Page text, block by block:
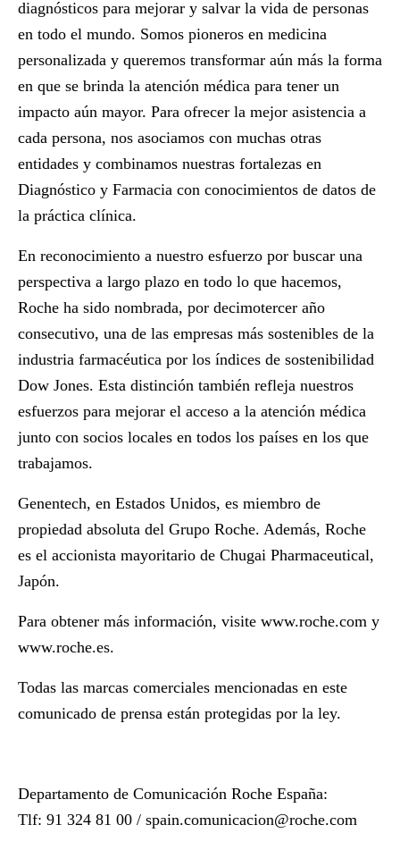
diagnósticos para mejorar y salvar la vida de personas
en todo el mundo. Somos pioneros en medicina
personalizada y queremos transformar aún más la forma
en que se brinda la atención médica para tener un
impacto aún mayor. Para ofrecer la mejor asistencia a
cada persona, nos asociamos con muchas otras
entidades y combinamos nuestras fortalezas en
Diagnóstico y Farmacia con conocimientos de datos de
la práctica clínica.
En reconocimiento a nuestro esfuerzo por buscar una
perspectiva a largo plazo en todo lo que hacemos,
Roche ha sido nombrada, por decimotercer año
consecutivo, una de las empresas más sostenibles de la
industria farmacéutica por los índices de sostenibilidad
Dow Jones. Esta distinción también refleja nuestros
esfuerzos para mejorar el acceso a la atención médica
junto con socios locales en todos los países en los que
trabajamos.
Genentech, en Estados Unidos, es miembro de
propiedad absoluta del Grupo Roche. Además, Roche
es el accionista mayoritario de Chugai Pharmaceutical,
Japón.
Para obtener más información, visite www.roche.com y
www.roche.es.
Todas las marcas comerciales mencionadas en este
comunicado de prensa están protegidas por la ley.
Departamento de Comunicación Roche España:
Tlf: 91 324 81 00 / spain.comunicacion@roche.com